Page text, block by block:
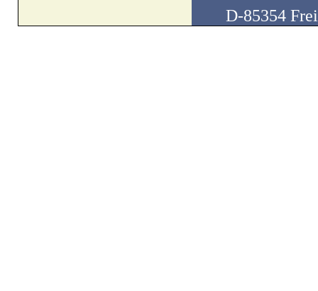
D-85354